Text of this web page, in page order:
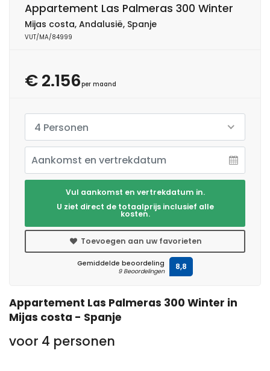
Appartement Las Palmeras 300 Winter in
Mijas costa - Spanje
voor 4 personen
Appartement Las Palmeras 300 Winter
Mijas costa, Andalusië, Spanje
VUT/MA/84999
€ 2.156per maand
4 Personen
Vul aankomst en vertrekdatum in.
U ziet direct de totaalprijs inclusief alle
kosten.
Toevoegen aan uw favorieten
Gemiddelde beoordeling
9 Beoordelingen 8,8